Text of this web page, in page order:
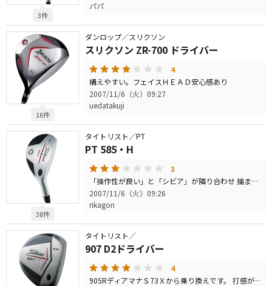
3件
パパ
16件
ダンロップ／スリクソン
スリクソン ZR-700 ドライバー
4
構えやすい。フェイスＨＥＡＤ安心感あり
2007/11/6（火）09:27
uedatakuji
38件
タイトリスト／PT
PT 585・H
3
「操作性が良い」と「シビア」が隣り合わせ 捕まりがいい
2007/11/6（火）09:26
rikagon
タイトリスト／
907 D2ドライバー
4
905RディアマナＳ73Ｘから乗り換えです。 打感がよく、打球も高く上がります。 シャフトはディアマナの方が素直のような気がしますが、 ヘッドの走りはランバックスの方がいいように思います。